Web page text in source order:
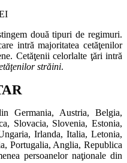
două tipuri de regimuri.
intră majoritatea cetăţenilor
Cetăţenii celorlalte ţări intră
străini.
Germania, Austria, Belgia,
Slovacia, Slovenia, Estonia,
Irlanda, Italia, Letonia,
Portugalia, Anglia, Republica
persoanelor naţionale din